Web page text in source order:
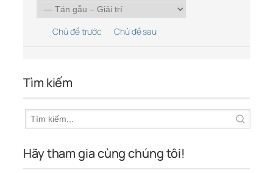
Chủ đề trước Chủ đề sau
Tìm kiếm
Hãy tham gia cùng chúng tôi!